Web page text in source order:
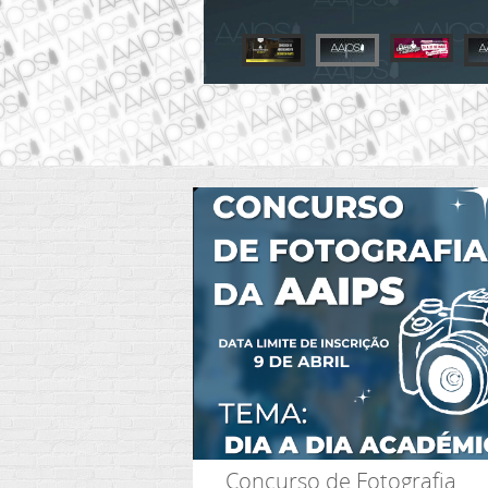
Concurso de Fotografia